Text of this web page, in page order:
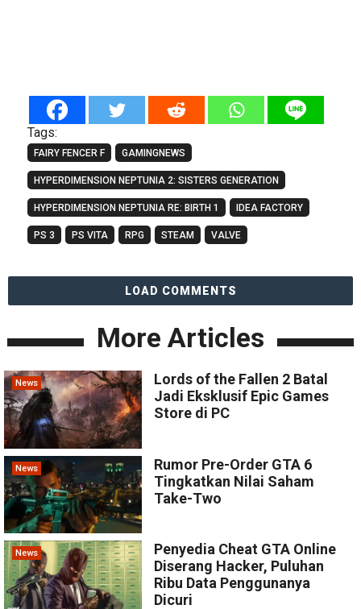
Tags:
FAIRY FENCER F GAMINGNEWS
HYPERDIMENSION NEPTUNIA 2: SISTERS GENERATION
HYPERDIMENSION NEPTUNIA RE: BIRTH 1 IDEA FACTORY
PS 3 PS VITA RPG STEAM VALVE
LOAD COMMENTS
More Articles
News
Lords of the Fallen 2 Batal
Jadi Eksklusif Epic Games
Store di PC
News
Rumor Pre-Order GTA 6
Tingkatkan Nilai Saham
Take-Two
News
Penyedia Cheat GTA Online
Diserang Hacker, Puluhan
Ribu Data Penggunanya
Dicuri